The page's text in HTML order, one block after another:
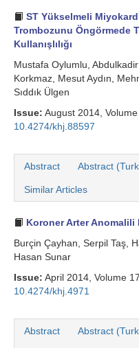
ST Yükselmeli
Trombozunu Öngörmede
Kullanışlılığı
Mustafa Oylumlu,
Korkmaz, Mesut Aydın,
Sıddık Ülgen
Issue: August 2014,
10.4274/khj.88597
Abstract Abstract
Similar Articles
Koroner Arter Anomalili
Burçin Çayhan, Serpil Taş,
Hasan Sunar
Issue: April 2014, Volume
10.4274/khj.4971
Abstract Abstract